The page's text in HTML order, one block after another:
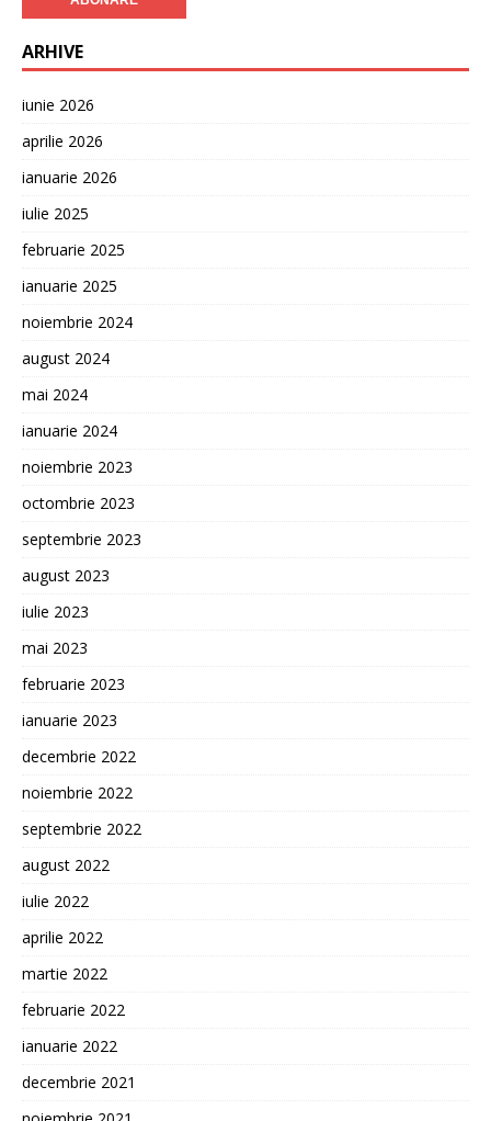
ARHIVE
iunie 2026
aprilie 2026
ianuarie 2026
iulie 2025
februarie 2025
ianuarie 2025
noiembrie 2024
august 2024
mai 2024
ianuarie 2024
noiembrie 2023
octombrie 2023
septembrie 2023
august 2023
iulie 2023
mai 2023
februarie 2023
ianuarie 2023
decembrie 2022
noiembrie 2022
septembrie 2022
august 2022
iulie 2022
aprilie 2022
martie 2022
februarie 2022
ianuarie 2022
decembrie 2021